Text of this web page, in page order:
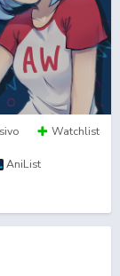
Watchlist
AniList